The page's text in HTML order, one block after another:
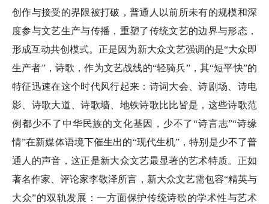
创作与接受的界限被打破，普通人以前所未有的规模和深
度参与文艺生产与传播，重塑了传统文艺的边界与形态，
形成互动共创模式。正是因为新大众文艺强调的是“大众即
生产者”，诗歌，作为文艺战线的“轻骑兵”，其“短平快”的
特征迅速在这个时代风行起来：诗词大会、诗剧场、诗电
影、诗歌大道、诗歌墙、地铁诗歌比比皆是，这些诗歌范
例都少不了中华民族的文化基因，少不了“诗言志”“诗缘
情”在新媒体语境下催生出的“现代生机”，特别是少不了普
通人的声音，这正是新大众文艺最显著的艺术特质。正如
著名作家、评论家李敬泽所言，新大众文艺需包容“精英与
大众”的双轨发展：一方面保护传统诗歌的学术性与艺术